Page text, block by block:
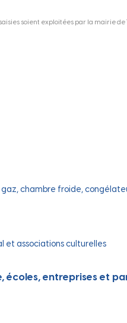
soient exploitées par la mairie
chambre froide,
et associations culturelles
écoles, entreprises et